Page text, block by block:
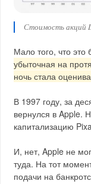
Стоимость акций
Мало того, что
убыточная на
ночь стала
В 1997 году, за
вернулся в Apple.
капитализацию
И, нет, Apple не
туда. На тот
подачи на